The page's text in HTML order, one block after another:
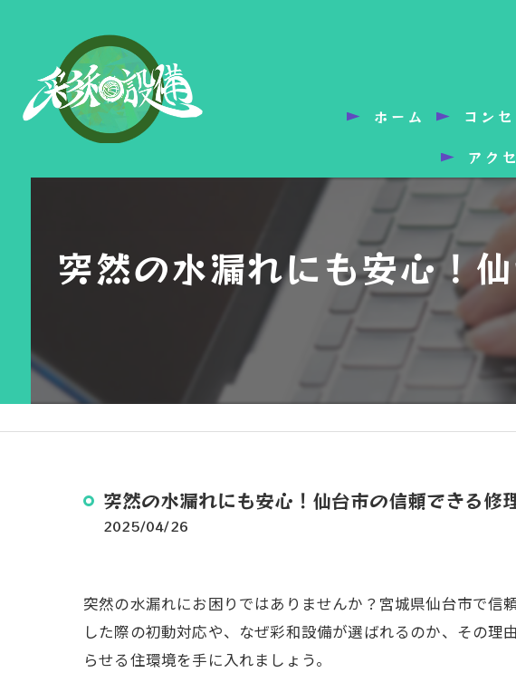
ホーム コン
アク
突然の水漏れにも安心！
突然の水漏れにも安心！仙台市の信頼できる修
2025/04/26
突然の水漏れにお困りではありませんか？宮城県仙台市で
した際の初動対応や、なぜ彩和設備が選ばれるのか、その
らせる住環境を手に入れましょう。